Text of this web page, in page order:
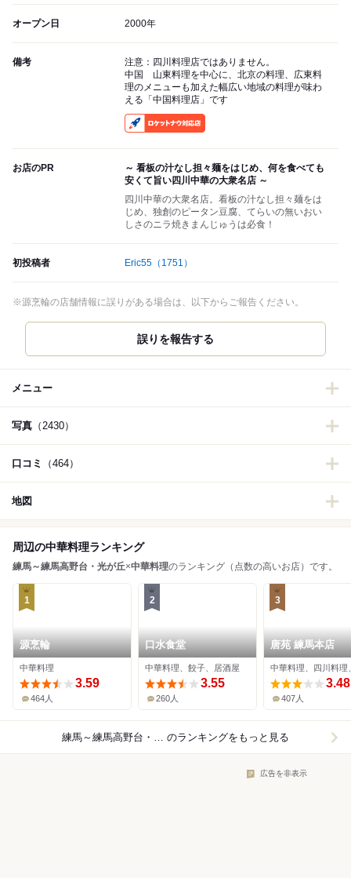
オープン日 2000年
備考
注意：四川料理店ではありません。
中国 山東料理を中心に、北京の料理、広東料
理のメニューも加えた幅広い地域の料理が味わ
える「中国料理店」です
お店のPR
～ 看板の汁なし担々麺をはじめ、何を食べても
安くて旨い四川中華の大衆名店 ～
四川中華の大衆名店。看板の汁なし担々麺をは
じめ、独創のピータン豆腐、てらいの無いおい
しさのニラ焼きまんじゅうは必食！
初投稿者 Eric55 （1751）
※源烹輪の店舗情報に誤りがある場合は、以下からご報告ください。
誤りを報告する
メニュー
写真 （2430）
口コミ （464）
地図
周辺の中華料理ランキング
練馬～練馬高野台・光が丘×中華料理のランキング（点数の高いお店）です。
1
源烹輪
中華料理
3.59
464人
2
口水食堂
中華料理、餃子、居酒屋
3.55
260人
3
唐苑 練馬本店
3.48
407人
練馬～練馬高野台・光が丘×中華料理 のランキングをもっと見る
広告を非表示